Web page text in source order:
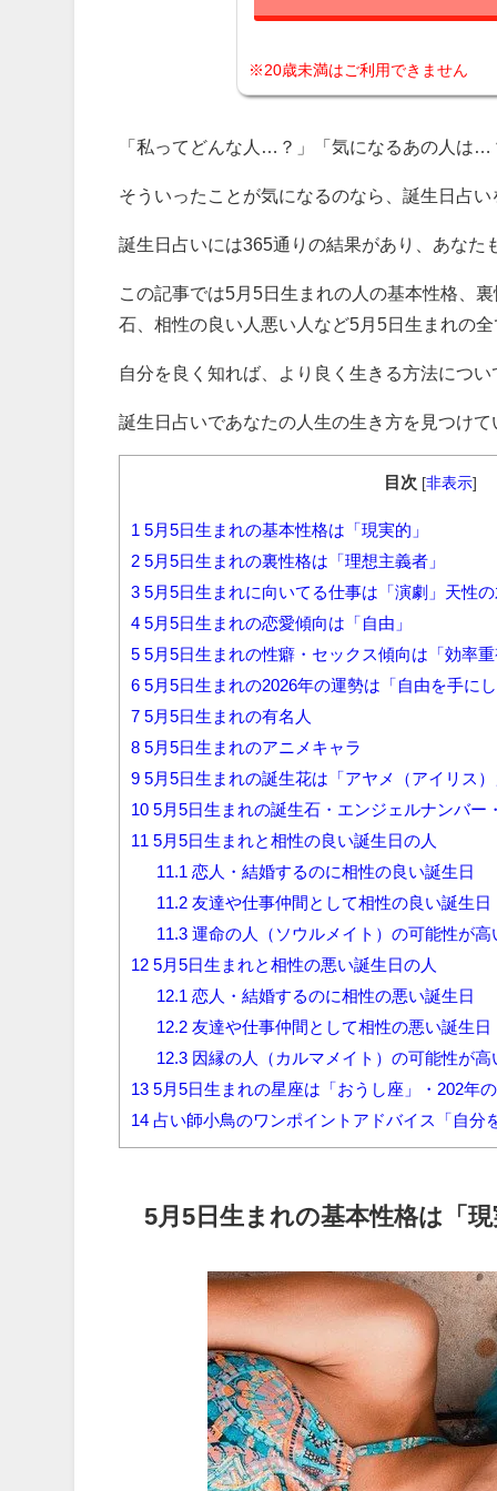
※20歳未満はご利用できません
「私ってどんな人…？」「気になるあの人は…
そういったことが気になるのなら、誕生日占
誕生日占いには365通りの結果があり、あな
この記事では5月5日生まれの人の基本性格、
石、相性の良い人悪い人など5月5日生まれの
自分を良く知れば、より良く生きる方法につ
誕生日占いであなたの人生の生き方を見つけ
目次 [非表示]
1 5月5日生まれの基本性格は「現実的」
2 5月5日生まれの裏性格は「理想主義者」
3 5月5日生まれに向いてる仕事は「演劇」天性
4 5月5日生まれの恋愛傾向は「自由」
5 5月5日生まれの性癖・セックス傾向は「効率
6 5月5日生まれの2026年の運勢は「自由を手に
7 5月5日生まれの有名人
8 5月5日生まれのアニメキャラ
9 5月5日生まれの誕生花は「アヤメ（アイリス
10 5月5日生まれの誕生石・エンジェルナンバー
11 5月5日生まれと相性の良い誕生日の人
11.1 恋人・結婚するのに相性の良い誕生日
11.2 友達や仕事仲間として相性の良い誕生日
11.3 運命の人（ソウルメイト）の可能性が高
12 5月5日生まれと相性の悪い誕生日の人
12.1 恋人・結婚するのに相性の悪い誕生日
12.2 友達や仕事仲間として相性の悪い誕生日
12.3 因縁の人（カルマメイト）の可能性が高
13 5月5日生まれの星座は「おうし座」・202年
14 占い師小鳥のワンポイントアドバイス「自分
5月5日生まれの基本性格は「